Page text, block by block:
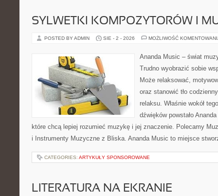
SYLWETKI KOMPOZYTORÓW I
POSTED BY ADMIN SIE - 2 - 2026 MOŻLIWOŚĆ
Ananda Music – świat
Trudno wyobrazić sobie
Może relaksować,
oraz stanowić tło
relaksu. Właśnie wokół
dźwięków powstało
które chcą lepiej rozumieć muzykę i jej znaczenie. Polecamy
i Instrumenty Muzyczne z Bliska. Ananda Music to miejsce
CATEGORIES: ARTYKUŁY SPONSOROWANE
LITERATURA NA EKRANIE